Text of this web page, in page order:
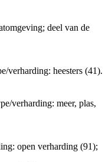
deel van de
verharding: heesters (41).
verharding: meer, plas,
open verharding (91);